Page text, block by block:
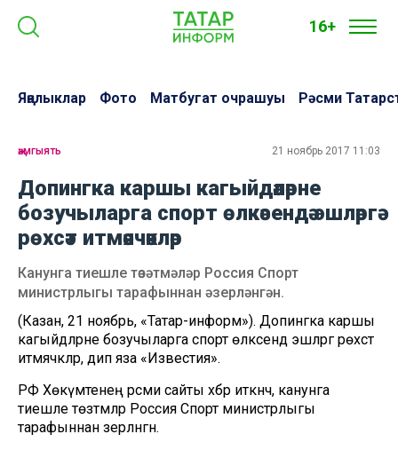
16+
Яңалыклар Фото Матбугат очрашуы Рәсми
җәмгыять 21 ноябрь 2017 11:03
Допингка каршы кагыйдәләрне
бозучыларга спорт өлкәсендә эшләргә
рөхсәт итмәячәкләр
Канунга тиешле төзәтмәләр Россия Спорт
министрлыгы тарафыннан әзерләнгән.
(Казан, 21 ноябрь, «Татар-информ»). Допингка каршы
кагыйдәләрне бозучыларга спорт өлкәсендә эшләргә рөхсәт
итмәячәкләр, дип яза «Известия».
РФ Хөкүмәтенең рәсми сайты хәбәр иткәнчә, канунга
тиешле төзәтмәләр Россия Спорт министрлыгы
тарафыннан әзерләнгән.